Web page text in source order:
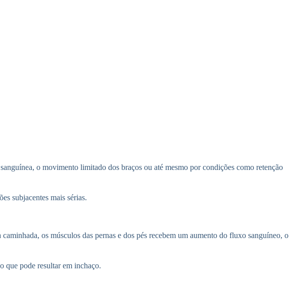
o movimento limitado dos braços ou até mesmo por condições como retenção
subjacentes mais sérias.
os músculos das pernas e dos pés recebem um aumento do fluxo sanguíneo, o
que pode resultar em inchaço.